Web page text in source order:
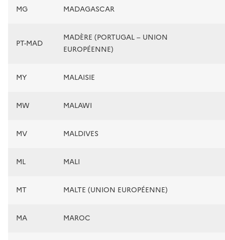
MG MADAGASCAR
PT-MAD
MADÈRE (PORTUGAL – UNION
EUROPÉENNE)
MY MALAISIE
MW MALAWI
MV MALDIVES
ML MALI
MT MALTE (UNION EUROPÉENNE)
MA MAROC